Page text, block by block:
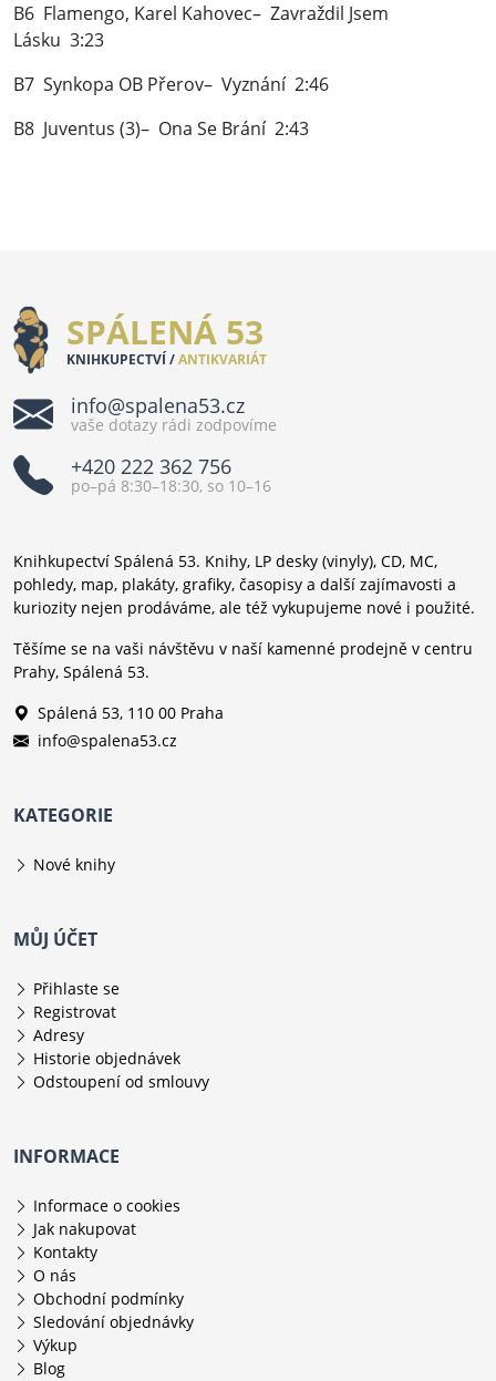
B6 Flamengo, Karel Kahovec– Zavraždil Jsem
Lásku 3:23
B7 Synkopa OB Přerov– Vyznání 2:46
B8 Juventus (3)– Ona Se Brání 2:43
SPÁLENÁ 53
KNIHKUPECTVÍ /ANTIKVARIÁT
info@spalena53.cz
vaše dotazy rádi zodpovíme
+420 222 362 756
po–pá 8:30–18:30, so 10–16
Knihkupectví Spálená 53. Knihy, LP desky (vinyly), CD, MC,
pohledy, map, plakáty, grafiky, časopisy a další zajímavosti a
kuriozity nejen prodáváme, ale též vykupujeme nové i použité.
Těšíme se na vaši návštěvu v naší kamenné prodejně v centru
Prahy, Spálená 53.
Spálená 53, 110 00 Praha
info@spalena53.cz
KATEGORIE
Nové knihy
MŮJ ÚČET
Přihlaste se
Registrovat
Adresy
Historie objednávek
Odstoupení od smlouvy
INFORMACE
Informace o cookies
Jak nakupovat
Kontakty
O nás
Obchodní podmínky
Sledování objednávky
Výkup
Blog